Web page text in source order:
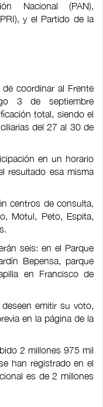
Nacional (PAN),
y el Partido de la
coordinar al Frente
3 de septiembre
total, siendo el
del 27 al 30 de
en un horario
resultado esa misma
centros de consulta,
Motul, Peto, Espita,
seis: en el Parque
Bepensa, parque
en Francisco de
emitir su voto,
en la página de la
2 millones 975 mil
han registrado en el
es de 2 millones